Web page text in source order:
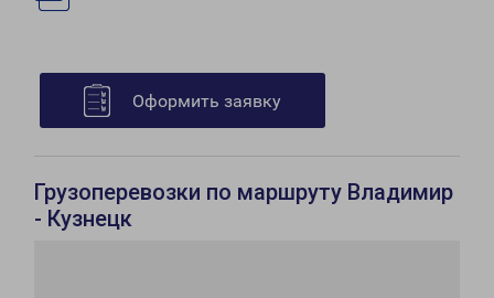
Оформить заявку
Грузоперевозки по маршруту Владимир
- Кузнецк